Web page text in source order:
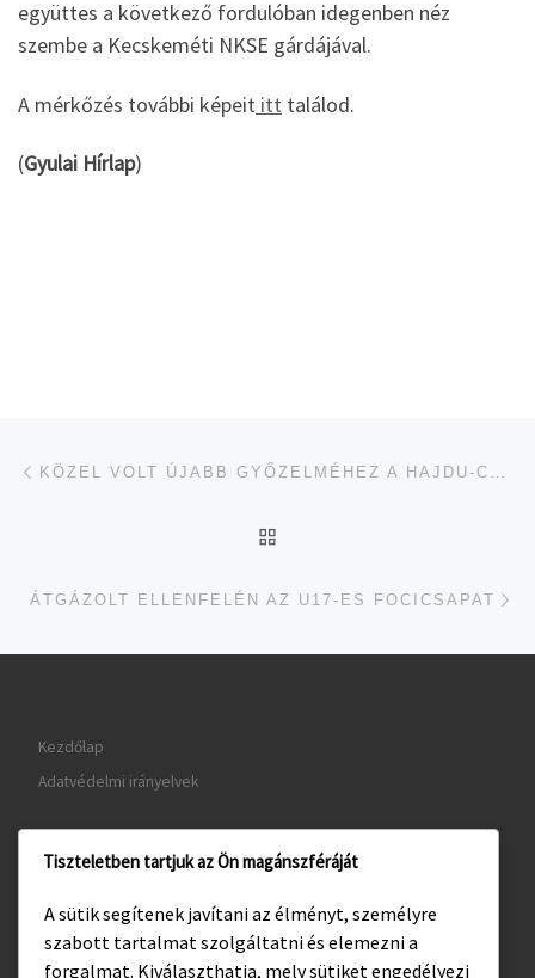
együttes a következő fordulóban idegenben néz
szembe a Kecskeméti NKSE gárdájával.
A mérkőzés további képeit itt találod.
(Gyulai Hírlap)
Navigálás a bejegyzések között
ÁTGÁZOLT ELLENFELÉN AZ U17-ES FOCICSAPAT
Kezdőlap
Adatvédelmi irányelvek
www.visitgyula.com
www.gyulakult.hu
Tiszteletben tartjuk az Ön magánszféráját
A sütik segítenek javítani az élményt, személyre
szabott tartalmat szolgáltatni és elemezni a
forgalmat. Kiválaszthatja, mely sütiket engedélyezi